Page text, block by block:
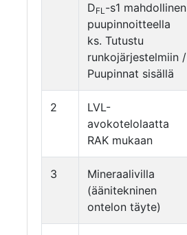
DFL-s1 mahdollinen
puupinnoitteella
ks. Tutustu
runkojärjestelmiin /
Puupinnat sisällä
2
LVL-
avokotelolaatta
RAK mukaan
3
Mineraalivilla
(äänitekninen
ontelon täyte)